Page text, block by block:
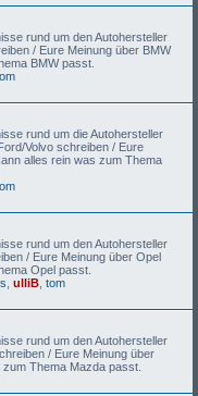
rund um den Autohersteller
/ Eure Meinung über BMW
BMW passt.
rund um die Autohersteller
Volvo schreiben / Eure
alles rein was zum Thema
rund um den Autohersteller
/ Eure Meinung über Opel
Opel passt.
ulliB tom
rund um den Autohersteller
/ Eure Meinung über
Thema Mazda passt.